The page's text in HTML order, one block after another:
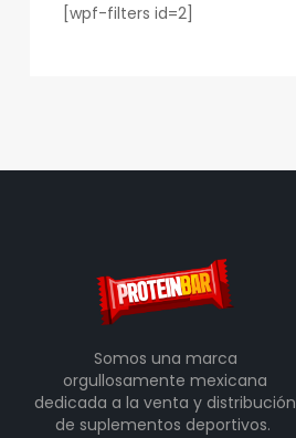
[wpf-filters id=2]
Somos una marca
orgullosamente mexicana
dedicada a la venta y distribución
de suplementos deportivos.